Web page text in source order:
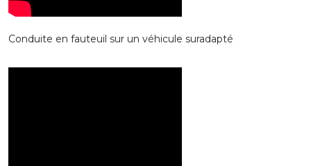
Conduite en fauteuil sur un véhicule suradapté